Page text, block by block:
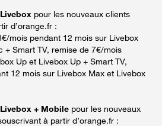
pour les nouveaux clients
d’orange.fr :
mois pendant 12 mois sur Livebox
+ Smart TV, remise de 7€/mois
Up et Livebox Up + Smart TV,
12 mois sur Livebox Max et Livebox
+ Mobile pour les nouveaux
à partir d’orange.fr :